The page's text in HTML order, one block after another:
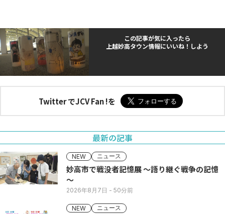
この記事が気に入ったら
上越妙高タウン情報にいいね！しよう
Twitter でJCV Fan !を
最新の記事
NEW ニュース
妙高市で戦没者記憶展 ～語り継ぐ戦争の記憶
～
2026年8月7日 - 50分前
NEW ニュース